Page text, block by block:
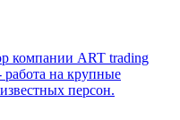
компании ART trading
на крупные
персон.